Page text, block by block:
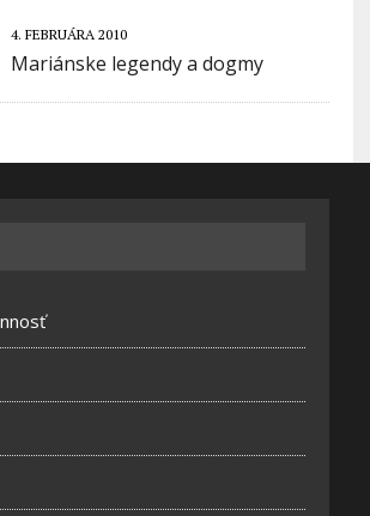
4. FEBRUÁRA 2010
Mariánske legendy a dogmy